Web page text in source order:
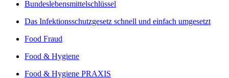
Bundeslebensmittelschlüssel
Das Infektionsschutzgesetz schnell und einfach umgesetzt
Food Fraud
Food & Hygiene
Food & Hygiene PRAXIS